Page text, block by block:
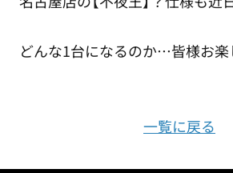
どんな1台になるのか…皆様お
一覧に戻る